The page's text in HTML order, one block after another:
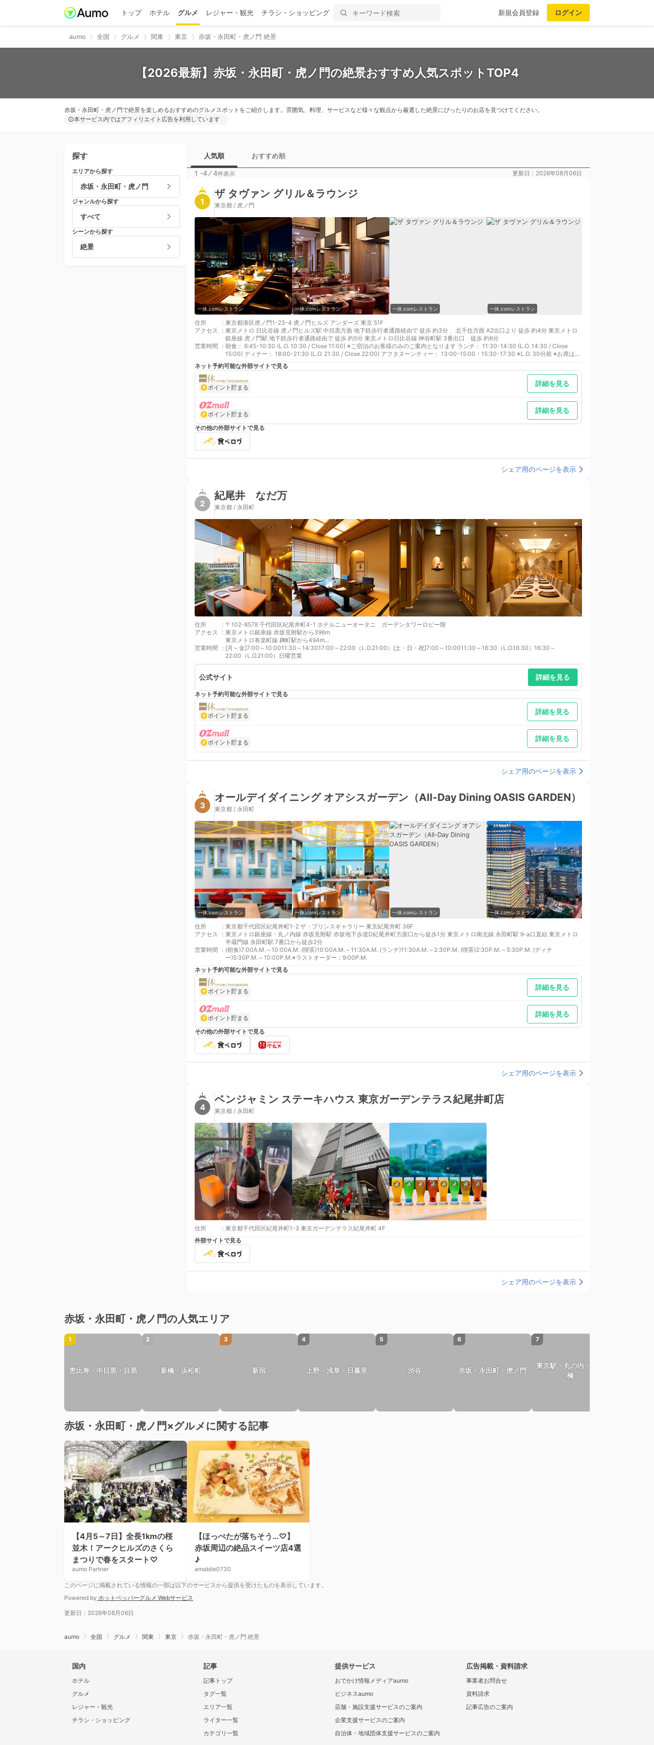
トップ ホテル グルメ レジャー・観光 チラシ・ショッピング 新規会員登録 ログイン
aumo 全国 グルメ 関東 東京 赤坂・永田町・虎ノ門 絶景
【2026最新】赤坂・永田町・虎ノ門の絶景おすすめ人気スポットTOP4
赤坂・永田町・虎ノ門で絶景を楽しめるおすすめのグルメスポットをご紹介します。雰囲気、料理、サービスなど様々な観点から厳選した絶景にぴったりのお店を見つけてください。
本サービス内ではアフィリエイト広告を利用しています
探す
エリアから探す
赤坂・永田町・虎ノ門
ジャンルから探す
すべて
シーンから探す
絶景
人気順 おすすめ順
1 -4 ⁄4件表示 更新日：2026年08月06日
1
ザ タヴァン グリル＆ラウンジ
東京都 / 虎ノ門
一休.comレストラン 一休.comレストラン 一休.comレストラン 一休.comレストラン
住所 : 東京都港区虎ノ門1-23-4 虎ノ門ヒルズ アンダーズ 東京 51F
アクセス
: 東京メトロ 日比谷線 虎ノ門ヒルズ駅 中目黒方面 地下鉄歩行者通路経由で 徒歩 約3分 、北千住方面 A2出口より 徒歩 約4分 東京メトロ
銀座線 虎ノ門駅 地下鉄歩行者通路経由で 徒歩 約5分 東京メトロ日比谷線 神谷町駅 3番出口 徒歩 約6分
営業時間
: 朝食： 6:45-10:30 (L.O. 10:30 / Close 11:00) ※ご宿泊のお客様のみのご案内となります ランチ： 11:30-14:30 (L.O. 14:30 / Close
15:00) ディナー： 18:00-21:30 (L.O. 21:30 / Close 22:00) アフタヌーンティー： 13:00-15:00・15:30-17:30 ※L.O. 30分前 ※お席は2
部制にてご案内いたします。 ラウンジ：10:30-22:00 (L.O.22:00 / Close 22:30)
ネット予約可能な外部サイトで見る
ポイント貯まる 詳細を見る
ポイント貯まる 詳細を見る
その他の外部サイトで見る
シェア用のページを表示
2
紀尾井 なだ万
東京都 / 永田町
住所 : 〒102-8578 千代田区紀尾井町4-1 ホテルニューオータニ ガーデンタワーロビー階
アクセス
: 東京メトロ銀座線 赤坂見附駅から396m
東京メトロ有楽町線 麹町駅から494m
東京メトロ半蔵門線 永田町駅から505m
東京メトロ南北線 四ツ谷駅から816m
営業時間 : [月～金]7:00～10:0011:30～14:3017:00～22:00（L.O.21:00）[土・日・祝]7:00～10:0011:30～16:30（L.O.16:30）16:30～
22:00（L.O.21:00）日曜営業
公式サイト 詳細を見る
ネット予約可能な外部サイトで見る
ポイント貯まる 詳細を見る
ポイント貯まる 詳細を見る
シェア用のページを表示
3
オールデイダイニング オアシスガーデン（All-Day Dining OASIS GARDEN）
東京都 / 永田町
一休.comレストラン 一休.comレストラン 一休.comレストラン 一休.comレストラン
住所 : 東京都千代田区紀尾井町1-2 ザ・プリンスギャラリー 東京紀尾井町 36F
アクセス
: 東京メトロ銀座線・丸ノ内線 赤坂見附駅 赤坂地下歩道D紀尾井町方面口から徒歩1分 東京メトロ南北線 永田町駅 9-a口直結 東京メトロ
半蔵門線 永田町駅 7番口から徒歩2分
営業時間
: (朝食)7:00A.M.～10:00A.M. (喫茶)10:00A.M.～11:30A.M. (ランチ)11:30A.M.～2:30P.M. (喫茶)2:30P.M.～5:30P.M. (ディナ
ー)5:30P.M.～10:00P.M.※ラストオーダー：9:00P.M.
ネット予約可能な外部サイトで見る
ポイント貯まる 詳細を見る
ポイント貯まる 詳細を見る
その他の外部サイトで見る
シェア用のページを表示
4
ベンジャミン ステーキハウス 東京ガーデンテラス紀尾井町店
東京都 / 永田町
住所 : 東京都千代田区紀尾井町1-3 東京ガーデンテラス紀尾井町 4F
外部サイトで見る
シェア用のページを表示
赤坂・永田町・虎ノ門の人気エリア
1
恵比寿・中目黒・目黒
2
新橋・浜松町
3
新宿
4
上野・浅草・日暮里
5
渋谷
6
赤坂・永田町・虎ノ門
7
東京駅・丸の内・日本
橋
赤坂・永田町・虎ノ門×グルメに関する記事
【4月5～7日】全長1kmの桜
並木！アークヒルズのさくら
まつりで春をスタート♡
aumo Partner
【ほっぺたが落ちそう…♡】
赤坂周辺の絶品スイーツ店4選
♪
amabile0730
このページに掲載されている情報の一部は以下のサービスから提供を受けたものを表示しています。
Powered by ホットペッパーグルメ Webサービス
更新日：2026年08月06日
aumo 全国 グルメ 関東 東京 赤坂・永田町・虎ノ門 絶景
国内
ホテル
グルメ
レジャー・観光
チラシ・ショッピング
記事
記事トップ
タグ一覧
エリア一覧
ライター一覧
カテゴリ一覧
提供サービス
おでかけ情報メディアaumo
ビジネスaumo
店舗・施設支援サービスのご案内
企業支援サービスのご案内
自治体・地域団体支援サービスのご案内
広告掲載・資料請求
事業者お問合せ
資料請求
記事広告のご案内